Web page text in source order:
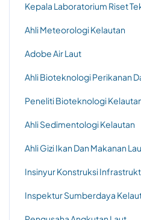
Kepala Laboratorium Riset
Ahli Meteorologi Kelautan
Adobe Air Laut
Ahli Bioteknologi Perikanan
Peneliti Bioteknologi
Ahli Sedimentologi Kelautan
Ahli Gizi Ikan Dan Makanan
Insinyur Konstruksi
Inspektur Sumberdaya